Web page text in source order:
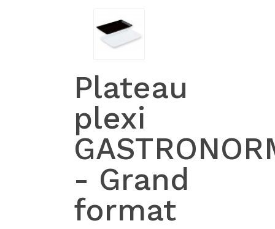
Plateau
plexi
- Grand
format